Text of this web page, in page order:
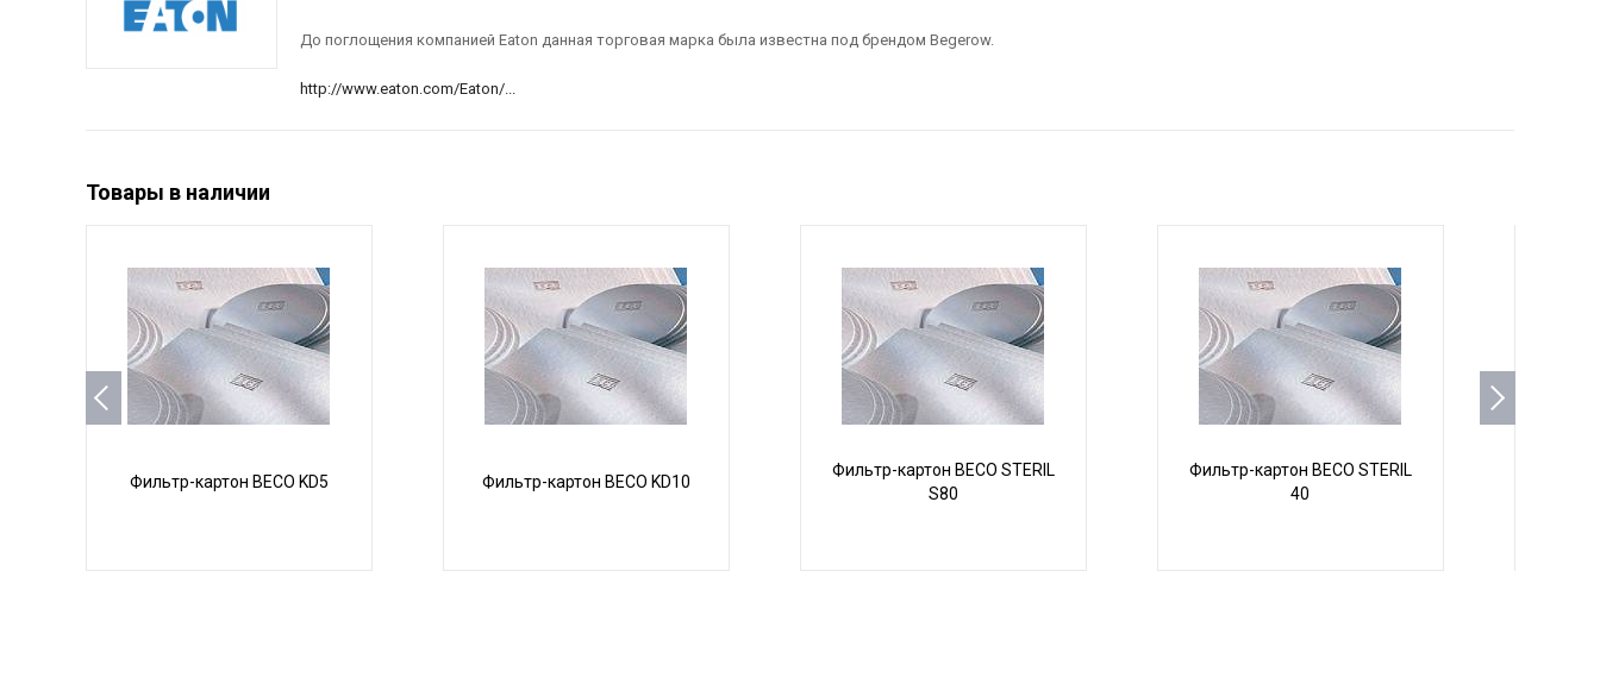
До поглощения компанией Eaton данная торговая марка была известна под брендом Begerow.
http://www.eaton.com/Eaton/...
Товары в наличии
Фильтр-картон BECO KD5 Фильтр-картон BECO KD10
Фильтр-картон BECO STERIL
S80
Фильтр-картон BECO STERIL
40